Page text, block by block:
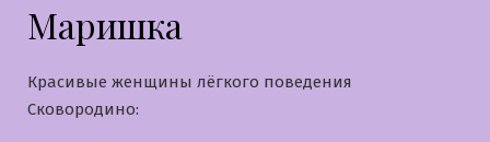
Маришка
Красивые женщины лёгкого поведения
Сковородино: